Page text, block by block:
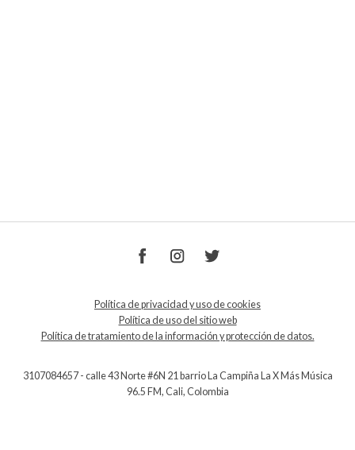
Política de privacidad y uso de cookies
Política de uso del sitio web
Política de tratamiento de la información y protección de datos.
3107084657 - calle 43 Norte #6N 21 barrio La Campiña La X Más Música
96.5 FM, Cali, Colombia